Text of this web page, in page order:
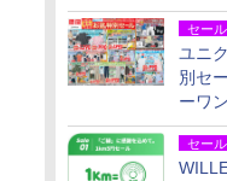
「空
セール
ユニ
別セ
ーワ
水ギ
セール